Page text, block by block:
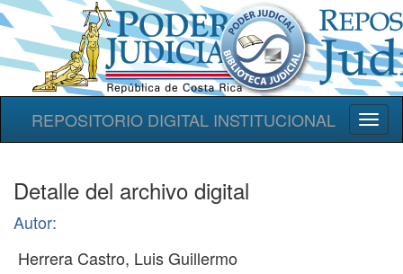
REPOSITORIO DIGITAL INSTITUCIONAL
Detalle del archivo digital
Autor: